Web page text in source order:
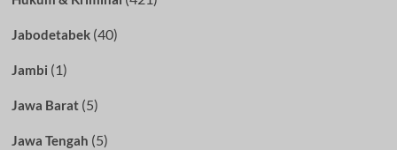
Jabodetabek(40)
Jambi (1)
Jawa Barat(5)
Jawa Tengah (5)